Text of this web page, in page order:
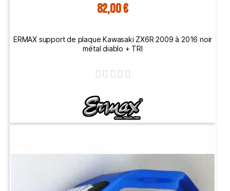
82,00 €
ERMAX support de plaque Kawasaki ZX6R 2009 à 2016 noir
métal diablo + TRI
    